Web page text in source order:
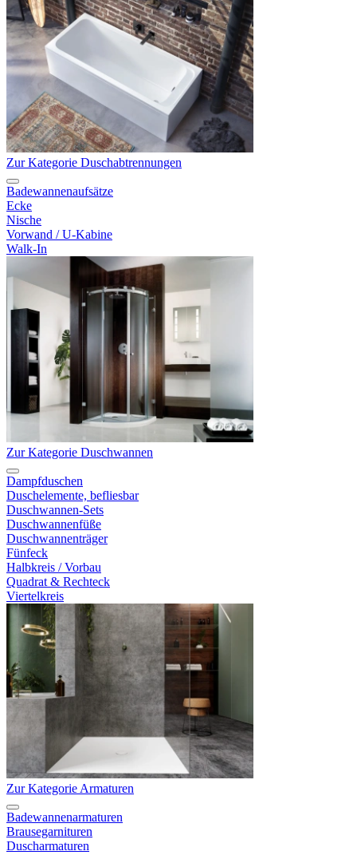
Zur Kategorie Duschabtrennungen
Badewannenaufsätze
Ecke
Nische
Vorwand / U-Kabine
Walk-In
Zur Kategorie Duschwannen
Dampfduschen
Duschelemente, befliesbar
Duschwannen-Sets
Duschwannenfüße
Duschwannenträger
Fünfeck
Halbkreis / Vorbau
Quadrat & Rechteck
Viertelkreis
Zur Kategorie Armaturen
Badewannenarmaturen
Brausegarnituren
Duscharmaturen